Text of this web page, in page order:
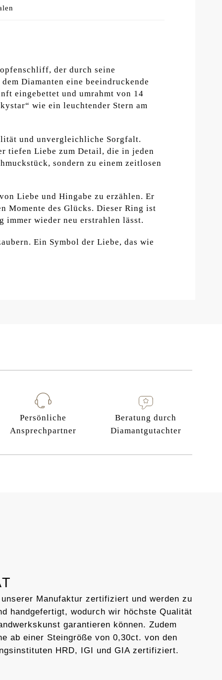
der durch seine
Diamanten eine beeindruckende
eingebettet und umrahmt von 14
wie ein leuchtender Stern am
und unvergleichliche Sorgfalt.
tiefen Liebe zum Detail, die in jeden
sondern zu einem zeitlosen
Liebe und Hingabe zu erzählen. Er
Momente des Glücks. Dieser Ring ist
wieder neu erstrahlen lässt.
Ein Symbol der Liebe, das wie
Persönliche
Ansprechpartner
Beratung durch
Diamantgutachter
Manufaktur zertifiziert und werden zu
handgefertigt, wodurch wir höchste Qualität
garantieren können. Zudem
ab einer Steingröße von 0,30ct. von den
HRD, IGI und GIA zertifiziert.